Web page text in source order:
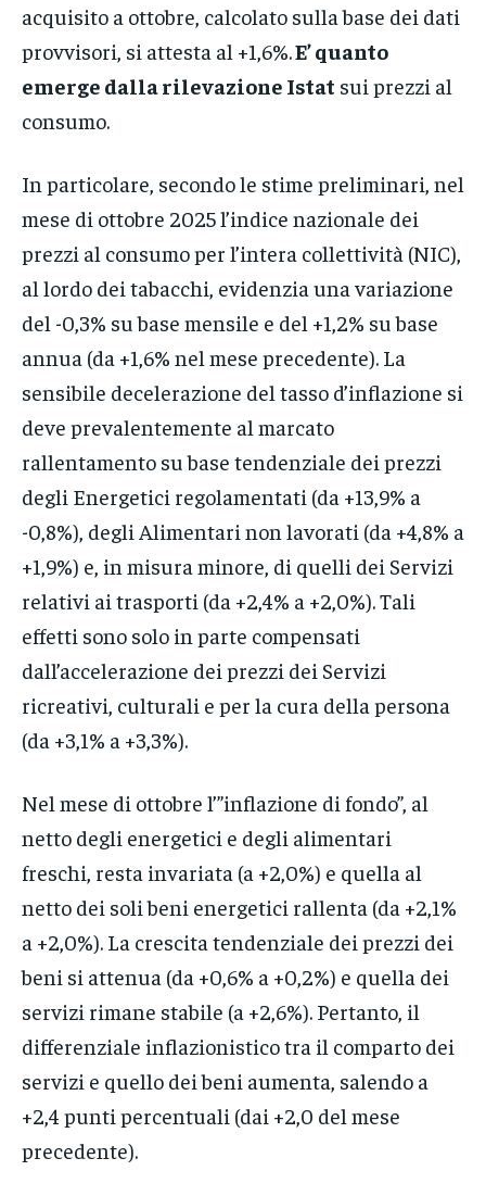
acquisito a ottobre, calcolato sulla base dei dati
provvisori, si attesta al +1,6%.E’ quanto
emerge dalla rilevazione Istat sui prezzi al
consumo.
In particolare, secondo le stime preliminari, nel
mese di ottobre 2025 l’indice nazionale dei
prezzi al consumo per l’intera collettività (NIC),
al lordo dei tabacchi, evidenzia una variazione
del -0,3% su base mensile e del +1,2% su base
annua (da +1,6% nel mese precedente). La
sensibile decelerazione del tasso d’inflazione si
deve prevalentemente al marcato
rallentamento su base tendenziale dei prezzi
degli Energetici regolamentati (da +13,9% a
-0,8%), degli Alimentari non lavorati (da +4,8% a
+1,9%) e, in misura minore, di quelli dei Servizi
relativi ai trasporti (da +2,4% a +2,0%). Tali
effetti sono solo in parte compensati
dall’accelerazione dei prezzi dei Servizi
ricreativi, culturali e per la cura della persona
(da +3,1% a +3,3%).
Nel mese di ottobre l’”inflazione di fondo”, al
netto degli energetici e degli alimentari
freschi, resta invariata (a +2,0%) e quella al
netto dei soli beni energetici rallenta (da +2,1%
a +2,0%). La crescita tendenziale dei prezzi dei
beni si attenua (da +0,6% a +0,2%) e quella dei
servizi rimane stabile (a +2,6%). Pertanto, il
differenziale inflazionistico tra il comparto dei
servizi e quello dei beni aumenta, salendo a
+2,4 punti percentuali (dai +2,0 del mese
precedente).